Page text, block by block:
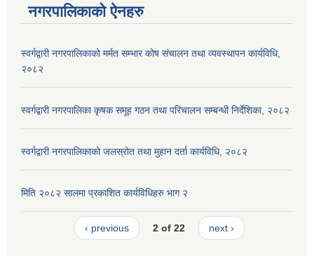
नगरपालिकाको ऐनहरु
स्वर्गद्वारी नगरपालिकाको मर्मत सम्भार कोष संचालन तथा व्यवस्थापन कार्यविधि,
२०८२
स्वर्गद्वारी नगरपालिका कृषक समूह गठन तथा परिचालन सम्बन्धी निर्देशिका, २०८२
स्वर्गद्वारी नगरपालिकाको जलस्रोत तथा मुहान दर्ता कार्यविधि, २०८२
मिति २०८२ सालमा प्रकाशित कार्यविधिहरु भाग २
‹ previous 2 of 22 next ›